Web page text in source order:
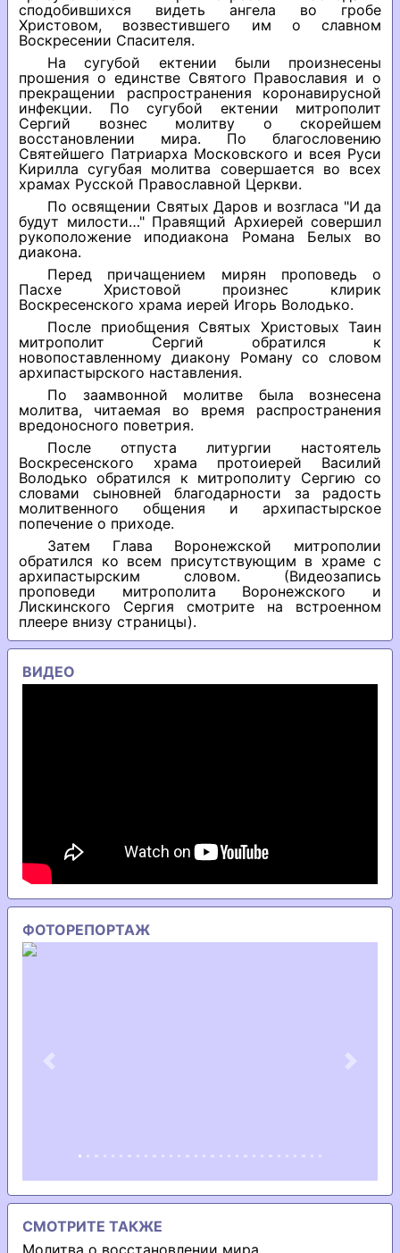
сподобившихся видеть ангела во гробе
Христовом, возвестившего им о славном
Воскресении Спасителя.
На сугубой ектении были произнесены
прошения о единстве Святого Православия и о
прекращении распространения коронавирусной
инфекции. По сугубой ектении митрополит
Сергий вознес молитву о скорейшем
восстановлении мира. По благословению
Святейшего Патриарха Московского и всея Руси
Кирилла сугубая молитва совершается во всех
храмах Русской Православной Церкви.
По освящении Святых Даров и возгласа "И да
будут милости…" Правящий Архиерей совершил
рукоположение иподиакона Романа Белых во
диакона.
Перед причащением мирян проповедь о
Пасхе Христовой произнес клирик
Воскресенского храма иерей Игорь Володько.
После приобщения Святых Христовых Таин
митрополит Сергий обратился к
новопоставленному диакону Роману со словом
архипастырского наставления.
По заамвонной молитве была вознесена
молитва, читаемая во время распространения
вредоносного поветрия.
После отпуста литургии настоятель
Воскресенского храма протоиерей Василий
Володько обратился к митрополиту Сергию со
словами сыновней благодарности за радость
молитвенного общения и архипастырское
попечение о приходе.
Затем Глава Воронежской митрополии
обратился ко всем присутствующим в храме с
архипастырским словом. (Видеозапись
проповеди митрополита Воронежского и
Лискинского Сергия смотрите на встроенном
плеере внизу страницы).
ВИДЕО
ФОТОРЕПОРТАЖ
Previous Next
СМОТРИТЕ ТАКЖЕ
Молитва о восстановлении мира